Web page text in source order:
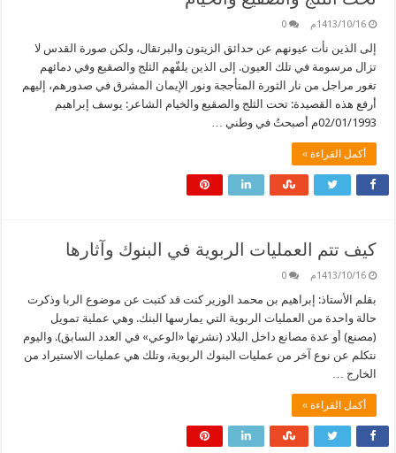
1413/10/16م 0
إلى الذين نأت عيونهم عن حدائق الزيتون والبرتقال، ولكن صورة القدس لا
تزال مرسومة في تلك العيون. إلى الذين يلفّهم الثلج والصقيع وفي دمائهم
تغور مراجل من نار الثورة المتأججة ونور الإيمان المشرق في صدورهم، إليهم
أرفع هذه القصيدة: تحت الثلج والصقيع والخيام الشاعر: يوسف إبراهيم
02/01/1993م أصبحتُ في وطني …
أكمل القراءة »
كيف تتم العمليات الربوية في البنوك وآثارها
1413/10/16م 0
بقلم الأستاذ: إبراهيم بن محمد الوزير كنت قد كتبت عن موضوع الربا وذكرت
حالة واحدة من العمليات الربوية التي يمارسها البنك. وهي عملية تمويل
(مصنع) أو عدة مصانع داخل البلاد (نشرتها «الوعي» في العدد السابق). واليوم
نتكلم عن نوع آخر من عمليات البنوك الربوية، وتلك هي عمليات الاستيراد من
الخارج …
أكمل القراءة »